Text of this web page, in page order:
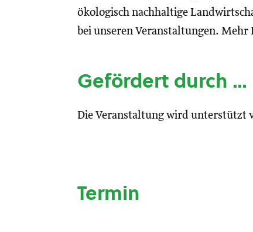
ökologisch nachhaltige
bei unseren Veranstaltungen. Mehr
Gefördert durch …
Die Veranstaltung wird unterstützt
Termin